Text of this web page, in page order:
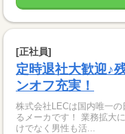
[正社員]
定時退社大歓迎♪
ンオフ充実！
株式会社LECは国内唯一
るメーカです！ 業務拡大につき 事務職正社員を募集します。 女性だ
けでなく男性も活...